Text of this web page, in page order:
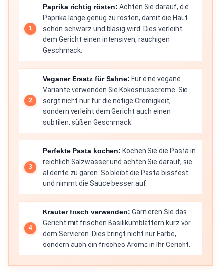
Paprika richtig rösten: Achten Sie darauf, die
Paprika lange genug zu rösten, damit die Haut
schön schwarz und blasig wird. Dies verleiht
dem Gericht einen intensiven, rauchigen
Geschmack.
Veganer Ersatz für Sahne: Für eine vegane
Variante verwenden Sie Kokosnusscreme. Sie
sorgt nicht nur für die nötige Cremigkeit,
sondern verleiht dem Gericht auch einen
subtilen, süßen Geschmack.
Perfekte Pasta kochen: Kochen Sie die Pasta in
reichlich Salzwasser und achten Sie darauf, sie
al dente zu garen. So bleibt die Pasta bissfest
und nimmt die Sauce besser auf.
Kräuter frisch verwenden: Garnieren Sie das
Gericht mit frischen Basilikumblättern kurz vor
dem Servieren. Dies bringt nicht nur Farbe,
sondern auch ein frisches Aroma in Ihr Gericht.